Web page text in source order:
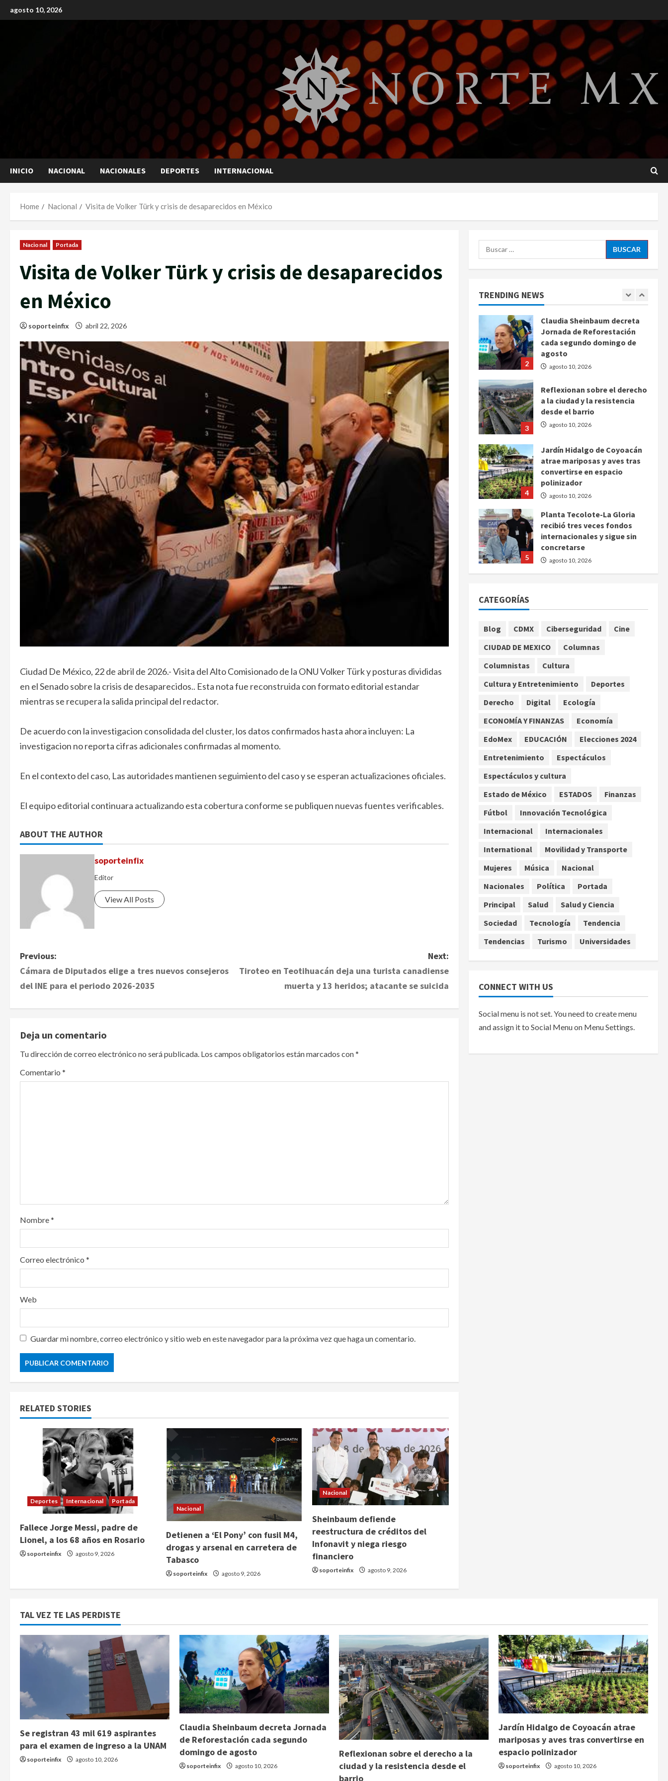
to
agosto 10, 2026
INICIO NACIONAL NACIONALES DEPORTES INTERNACIONAL
Home Nacional Visita de Volker Türk y crisis de desaparecidos en México
Nacional Portada
Visita de Volker Türk y crisis de desaparecidos
en México
soporteinfix abril 22, 2026
Ciudad De México, 22 de abril de 2026.- Visita del Alto Comisionado de la ONU Volker Türk y posturas divididas
en el Senado sobre la crisis de desaparecidos.. Esta nota fue reconstruida con formato editorial estandar
mientras se recupera la salida principal del redactor.
De acuerdo con la investigacion consolidada del cluster, los datos confirmados hasta ahora incluyen: La
investigacion no reporta cifras adicionales confirmadas al momento.
En el contexto del caso, Las autoridades mantienen seguimiento del caso y se esperan actualizaciones oficiales.
El equipo editorial continuara actualizando esta cobertura conforme se publiquen nuevas fuentes verificables.
ABOUT THE AUTHOR
soporteinfix
Editor
View All Posts
P
o
n
a
v
o
n
Previous:
Cámara de Diputados elige a tres nuevos consejeros
del INE para el periodo 2026-2035
Next:
Tiroteo en Teotihuacán deja una turista canadiense
muerta y 13 heridos; atacante se suicida
Deja un comentario
Tu dirección de correo electrónico no será publicada. Los campos obligatorios están marcados con*
Comentario *
Nombre*
Correo electrónico *
Web
Guardar mi nombre, correo electrónico y sitio web en este navegador para la próxima vez que haga un comentario.
RELATED STORIES
Deportes Internacional Portada
Fallece Jorge Messi, padre de
Lionel, a los 68 años en Rosario
soporteinfix agosto 9, 2026
Nacional
Detienen a ‘El Pony’ con fusil M4,
drogas y arsenal en carretera de
Tabasco
soporteinfix agosto 9, 2026
Nacional
Sheinbaum defiende
reestructura de créditos del
Infonavit y niega riesgo
financiero
soporteinfix agosto 9, 2026
Buscar:
TRENDING NEWS
2
cada segundo domingo de
agosto
agosto 10, 2026
3
Reflexionan sobre el derecho
a la ciudad y la resistencia
desde el barrio
agosto 10, 2026
polinizador
1
Se registran 43 mil 619
aspirantes para el examen de
2
Claudia Sheinbaum decreta
Jornada de Reforestación
cada segundo domingo de
agosto
agosto 10, 2026
3
Reflexionan sobre el derecho
a la ciudad y la resistencia
desde el barrio
agosto 10, 2026
4
Jardín Hidalgo de Coyoacán
atrae mariposas y aves tras
convertirse en espacio
polinizador
agosto 10, 2026
5
Planta Tecolote-La Gloria
recibió tres veces fondos
internacionales y sigue sin
concretarse
agosto 10, 2026
2
Claudia Sheinbaum decreta
cada segundo domingo de
a la ciudad y la resistencia
desde el barrio
4
Jardín Hidalgo de Coyoacán
convertirse en espacio
Planta Tecolote-La Gloria
recibió tres veces fondos
concretarse
agosto 10, 2026
CATEGORÍAS
Blog CDMX Ciberseguridad
Cine
CIUDAD DE MEXICO
Columnas
Columnistas
Cultura
Cultura y Entretenimiento
Deportes
Derecho
Digital
Ecología
ECONOMÍA Y FINANZAS
Economía
EdoMex
EDUCACIÓN
Elecciones 2024
Entretenimiento
Espectáculos
Espectáculos y cultura
Estado de México
ESTADOS
Finanzas
Fútbol
Innovación Tecnológica
Internacional
Internacionales
International
Movilidad y Transporte
Mujeres
Música
Nacional
Nacionales
Política
Portada
Principal
Salud
Salud y Ciencia
Sociedad
Tecnología
Tendencia
Tendencias
Turismo Universidades
CONNECT WITH US
Social menu is not set. You need to create menu
and assign it to Social Menu on Menu Settings.
TAL VEZ TE LAS PERDISTE
Se registran 43 mil 619 aspirantes
para el examen de ingreso a la UNAM
soporteinfix agosto 10, 2026
Claudia Sheinbaum decreta Jornada
de Reforestación cada segundo
domingo de agosto
soporteinfix agosto 10, 2026
Reflexionan sobre el derecho a la
ciudad y la resistencia desde el
barrio
Jardín Hidalgo de Coyoacán atrae
mariposas y aves tras convertirse en
espacio polinizador
soporteinfix agosto 10, 2026